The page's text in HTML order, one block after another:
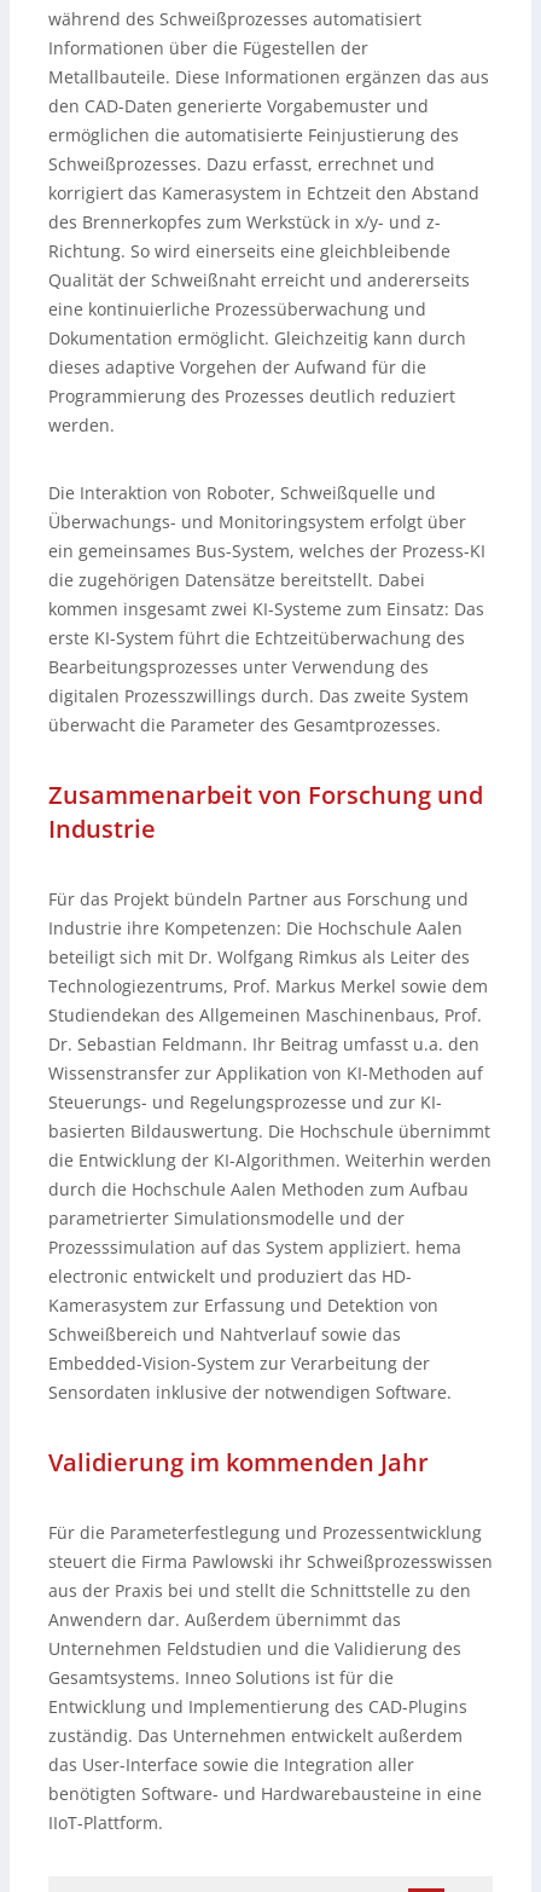
während des Schweißprozesses automatisiert
Informationen über die Fügestellen der
Metallbauteile. Diese Informationen ergänzen das aus
den CAD-Daten generierte Vorgabemuster und
ermöglichen die automatisierte Feinjustierung des
Schweißprozesses. Dazu erfasst, errechnet und
korrigiert das Kamerasystem in Echtzeit den Abstand
des Brennerkopfes zum Werkstück in x/y- und z-
Richtung. So wird einerseits eine gleichbleibende
Qualität der Schweißnaht erreicht und andererseits
eine kontinuierliche Prozessüberwachung und
Dokumentation ermöglicht. Gleichzeitig kann durch
dieses adaptive Vorgehen der Aufwand für die
Programmierung des Prozesses deutlich reduziert
werden.
Die Interaktion von Roboter, Schweißquelle und
Überwachungs- und Monitoringsystem erfolgt über
ein gemeinsames Bus-System, welches der Prozess-KI
die zugehörigen Datensätze bereitstellt. Dabei
kommen insgesamt zwei KI-Systeme zum Einsatz: Das
erste KI-System führt die Echtzeitüberwachung des
Bearbeitungsprozesses unter Verwendung des
digitalen Prozesszwillings durch. Das zweite System
überwacht die Parameter des Gesamtprozesses.
Zusammenarbeit von Forschung und
Industrie
Für das Projekt bündeln Partner aus Forschung und
Industrie ihre Kompetenzen: Die Hochschule Aalen
beteiligt sich mit Dr. Wolfgang Rimkus als Leiter des
Technologiezentrums, Prof. Markus Merkel sowie dem
Studiendekan des Allgemeinen Maschinenbaus, Prof.
Dr. Sebastian Feldmann. Ihr Beitrag umfasst u.a. den
Wissenstransfer zur Applikation von KI-Methoden auf
Steuerungs- und Regelungsprozesse und zur KI-
basierten Bildauswertung. Die Hochschule übernimmt
die Entwicklung der KI-Algorithmen. Weiterhin werden
durch die Hochschule Aalen Methoden zum Aufbau
parametrierter Simulationsmodelle und der
Prozesssimulation auf das System appliziert. hema
electronic entwickelt und produziert das HD-
Kamerasystem zur Erfassung und Detektion von
Schweißbereich und Nahtverlauf sowie das
Embedded-Vision-System zur Verarbeitung der
Sensordaten inklusive der notwendigen Software.
Validierung im kommenden Jahr
Für die Parameterfestlegung und Prozessentwicklung
steuert die Firma Pawlowski ihr Schweißprozesswissen
aus der Praxis bei und stellt die Schnittstelle zu den
Anwendern dar. Außerdem übernimmt das
Unternehmen Feldstudien und die Validierung des
Gesamtsystems. Inneo Solutions ist für die
Entwicklung und Implementierung des CAD-Plugins
zuständig. Das Unternehmen entwickelt außerdem
das User-Interface sowie die Integration aller
benötigten Software- und Hardwarebausteine in eine
IIoT-Plattform.